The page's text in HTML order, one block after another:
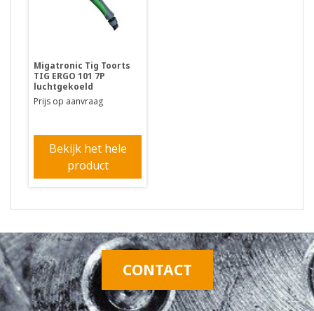
Migatronic Tig Toorts
TIG ERGO 101 7P
luchtgekoeld
Prijs op aanvraag
Bekijk het hele
product
CONTACT